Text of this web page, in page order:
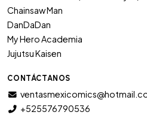
Chainsaw Man
DanDaDan
My Hero Academia
Jujutsu Kaisen
CONTÁCTANOS
+525576790536